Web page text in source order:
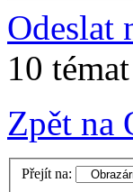
Odeslat
10
Zpět na
Přejít na: